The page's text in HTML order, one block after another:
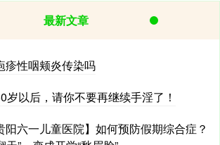
最新文章
疹性咽颊炎传染吗
岁以后，请你不要再继续手淫了！
阳六一儿童医院】如何预防假期综合症？